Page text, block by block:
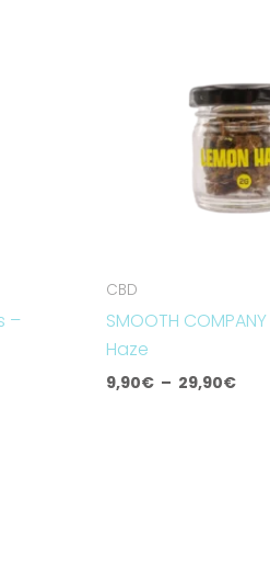
–
CBD
SMOOTH
Haze
9,90€ – 29,90€